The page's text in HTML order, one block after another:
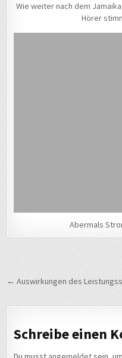
Wie weiter nach dem
Hörer
Abermals
← Auswirkungen des
Schreibe einen